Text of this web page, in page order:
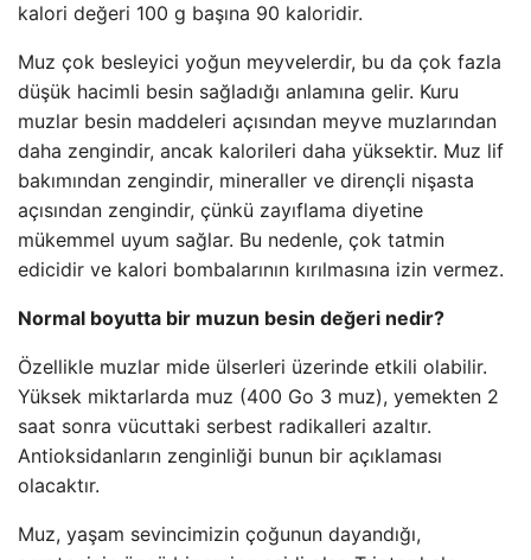
kalori değeri 100 g başına 90 kaloridir.
Muz çok besleyici yoğun meyvelerdir, bu da çok fazla
düşük hacimli besin sağladığı anlamına gelir. Kuru
muzlar besin maddeleri açısından meyve muzlarından
daha zengindir, ancak kalorileri daha yüksektir. Muz lif
bakımından zengindir, mineraller ve dirençli nişasta
açısından zengindir, çünkü zayıflama diyetine
mükemmel uyum sağlar. Bu nedenle, çok tatmin
edicidir ve kalori bombalarının kırılmasına izin vermez.
Normal boyutta bir muzun besin değeri nedir?
Özellikle muzlar mide ülserleri üzerinde etkili olabilir.
Yüksek miktarlarda muz (400 Go 3 muz), yemekten 2
saat sonra vücuttaki serbest radikalleri azaltır.
Antioksidanların zenginliği bunun bir açıklaması
olacaktır.
Muz, yaşam sevincimizin çoğunun dayandığı,